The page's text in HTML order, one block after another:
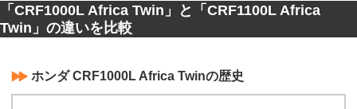
「CRF1000L Africa Twin」と「CRF1100L Africa
Twin」の違いを比較
ホンダ CRF1000L Africa Twinの歴史